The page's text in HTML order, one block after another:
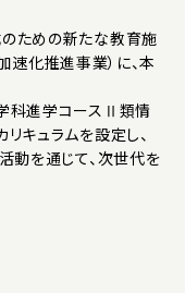
ための新たな教育施
速化推進事業）に、本
科進学コースⅡ類情
キュラムを設定し、
を通じて、次世代を